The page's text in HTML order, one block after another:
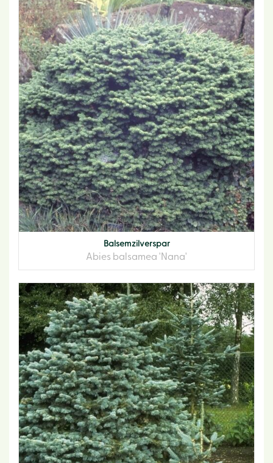
Balsemzilverspar
Abies balsamea 'Nana'